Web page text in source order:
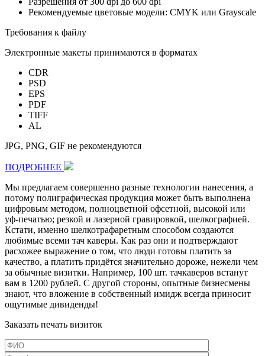
Рекомендуемые цветовые модели: CMYK или Grayscale
Требования к файлу
Электронные макеты принимаются в форматах
CDR
PSD
EPS
PDF
TIFF
AL
JPG, PNG, GIF не рекомендуются
ПОДРОБНЕЕ
Мы предлагаем совершенно разные технологии нанесения, а
потому полиграфическая продукция может быть выполнена
цифровым методом, полноцветной офсетной, высокой или
уф-печатью; резкой и лазерной гравировкой, шелкографией.
Кстати, именно шелкотрафаретным способом создаются
любимые всеми тач каверы. Как раз они и подтверждают
расхожее выражение о том, что люди готовы платить за
качество, а платить придётся значительно дороже, нежели чем
за обычные визитки. Например, 100 шт. тачкаверов встанут
вам в 1200 рублей. С другой стороны, опытные бизнесмены
знают, что вложение в собственный имидж всегда приносит
ощутимые дивиденды!
Заказать печать визиток